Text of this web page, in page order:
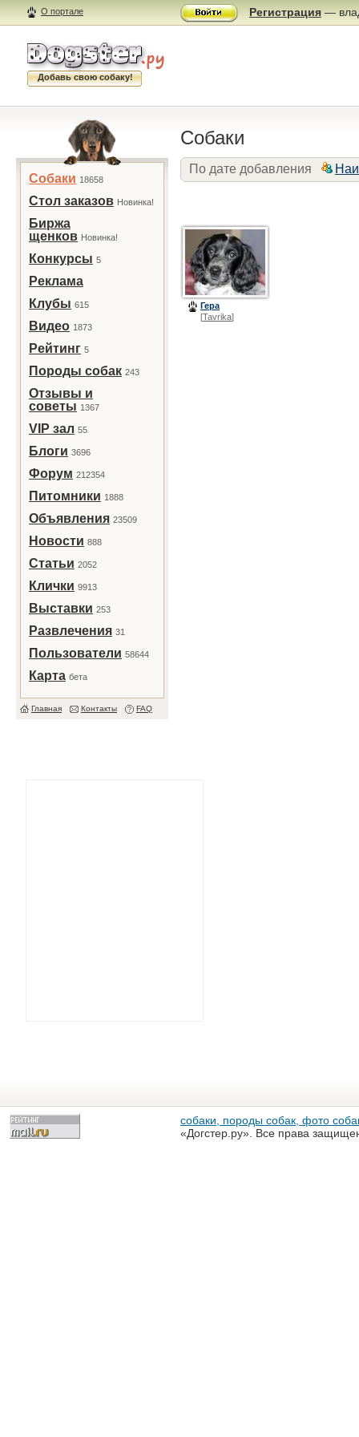
О портале Регистрация —
Добавь свою собаку!
Собаки 18658
Стол заказов Новинка!
Биржа
щенков Новинка!
Конкурсы 5
Реклама
Клубы 615
Видео 1873
Рейтинг 5
Породы собак 243
Отзывы и
советы 1367
VIP зал 55
Блоги 3696
Форум 212354
Питомники 1888
Объявления 23509
Новости 888
Статьи 2052
Клички 9913
Выставки 253
Развлечения 31
Пользователи 58644
Карта бета
Главная Контакты FAQ
Собаки
По дате добавления
Гера
[Tavrika]
собаки, породы собак, фото
«Догстер.ру». Все права